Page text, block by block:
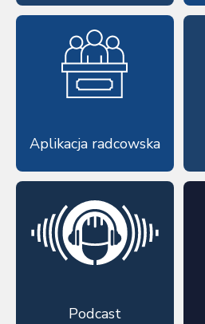
Aplikacja radcowska
Podcast